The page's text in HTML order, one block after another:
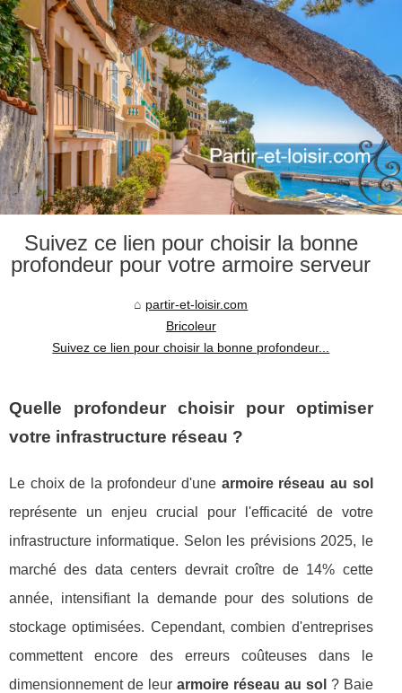
Suivez ce lien pour choisir la bonne
profondeur pour votre armoire serveur
partir-et-loisir.com
Bricoleur
Suivez ce lien pour choisir la bonne profondeur...
Quelle profondeur choisir pour optimiser
votre infrastructure réseau ?
Le choix de la profondeur d'une armoire réseau au sol
représente un enjeu crucial pour l'efficacité de votre
infrastructure informatique. Selon les prévisions 2025, le
marché des data centers devrait croître de 14% cette
année, intensifiant la demande pour des solutions de
stockage optimisées. Cependant, combien d'entreprises
commettent encore des erreurs coûteuses dans le
dimensionnement de leur armoire réseau au sol ? Baie